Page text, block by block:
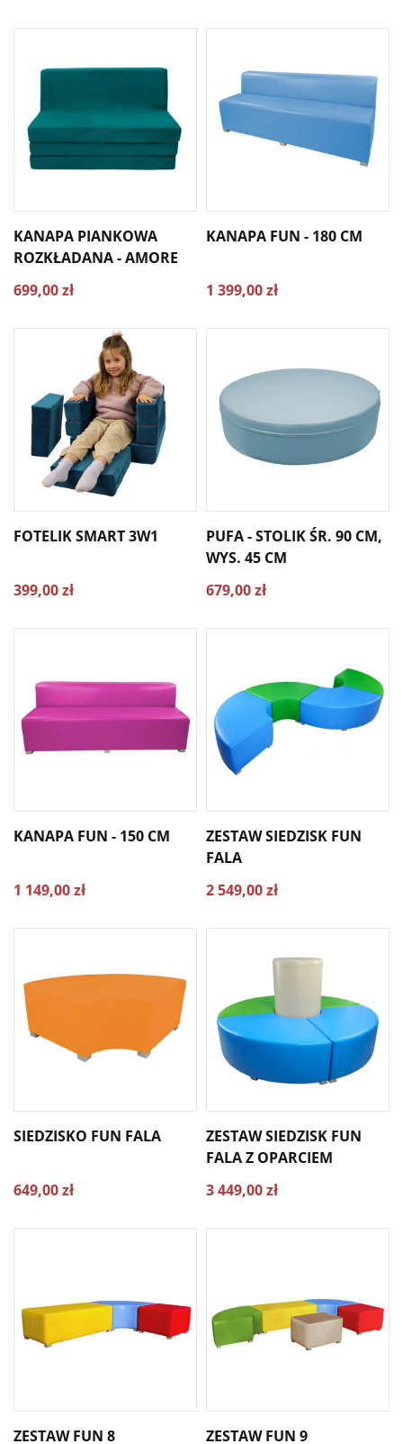
KANAPA PIANKOWA
ROZKŁADANA - AMORE
699,00 zł
KANAPA FUN - 180 CM
1 399,00 zł
FOTELIK SMART 3W1
399,00 zł
PUFA - STOLIK ŚR. 90 CM,
WYS. 45 CM
679,00 zł
KANAPA FUN - 150 CM
1 149,00 zł
ZESTAW SIEDZISK FUN
FALA
2 549,00 zł
SIEDZISKO FUN FALA
649,00 zł
ZESTAW SIEDZISK FUN
FALA Z OPARCIEM
3 449,00 zł
ZESTAW FUN 8 ZESTAW FUN 9